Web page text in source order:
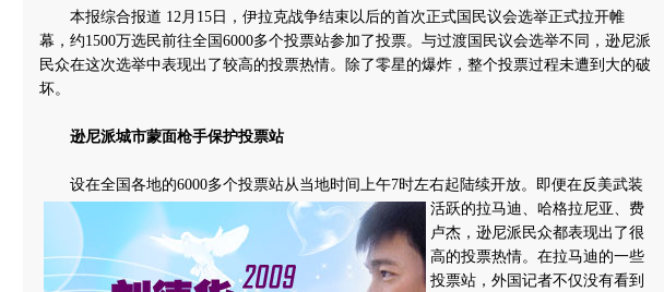
本报综合报道 12月15日，伊拉克战争结束以后的首次正式国民议会选举正式拉开帷
幕，约1500万选民前往全国6000多个投票站参加了投票。与过渡国民议会选举不同，逊尼派
民众在这次选举中表现出了较高的投票热情。除了零星的爆炸，整个投票过程未遭到大的破
坏。
逊尼派城市蒙面枪手保护投票站
设在全国各地的6000多个投票站从当地时间上午7时左右起陆续开放。 即便在反美武装
活跃的拉马迪、哈格拉尼亚、费
卢杰，逊尼派民众都表现出了很
高的投票热情。在拉马迪的一些
投票站，外国记者不仅没有看到